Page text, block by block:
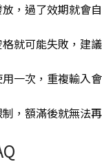
，過了效期就會自
就可能失敗，建議
一次，重複輸入會
，額滿後就無法再